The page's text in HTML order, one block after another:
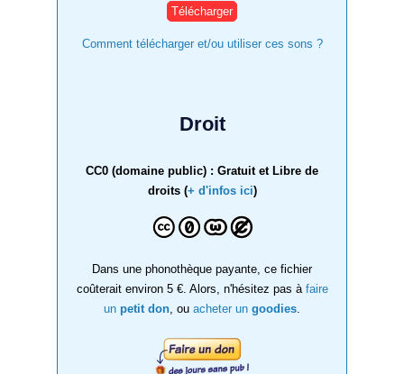
Comment télécharger et/ou utiliser ces sons ?
Droit
CC0 (domaine public) : Gratuit et Libre de
droits (+ d'infos ici)
Dans une phonothèque payante, ce fichier
coûterait environ 5 €. Alors, n'hésitez pas à faire
un petit don , ou acheter un goodies